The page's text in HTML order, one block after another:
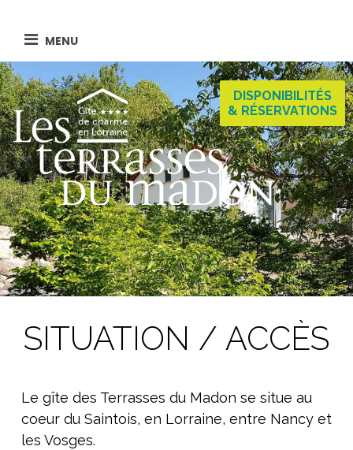
MENU
DISPONIBILITÉS
& RÉSERVATIONS
SITUATION / ACCÈS
Le gîte des Terrasses du Madon se situe au
coeur du Saintois, en Lorraine, entre Nancy et
les Vosges.